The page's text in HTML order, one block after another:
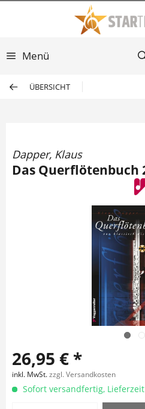
Menü
ÜBERSICHT
Dapper, Klaus
Das Querflötenbuch
26,95 € *
inkl. MwSt.zzgl. Versandkosten
Sofort versandfertig,